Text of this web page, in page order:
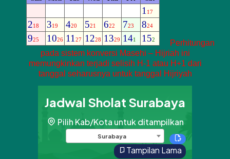
Perhitungan
pada sistem konversi Masehi – Hijriah ini
memungkinkan terjadi selisih H-1 atau H+1 dari
tanggal seharusnya untuk tanggal Hijriyah